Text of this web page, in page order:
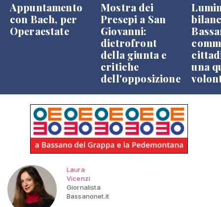
Appuntamento
con Bach, per
Operaestate
Mostra dei
Presepi a San
Giovanni:
dietrofront
della giunta e
critiche
dell'opposizione
una
Laura
Vicenzi
Giornalista
Bassanonet.it